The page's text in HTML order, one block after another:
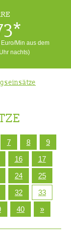
Min aus dem
nachts)
7 8
9
16
17
24
25
32
33
40 »